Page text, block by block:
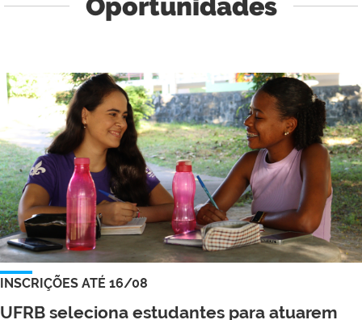
INSCRIÇÕES ATÉ 16/08
UFRB seleciona estudantes para atuarem